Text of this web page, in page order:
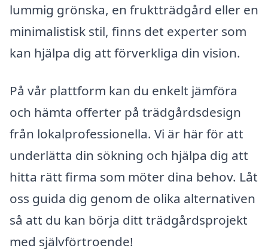
lummig grönska, en fruktträdgård eller en
minimalistisk stil, finns det experter som
kan hjälpa dig att förverkliga din vision.
På vår plattform kan du enkelt jämföra
och hämta offerter på trädgårdsdesign
från lokalprofessionella. Vi är här för att
underlätta din sökning och hjälpa dig att
hitta rätt firma som möter dina behov. Låt
oss guida dig genom de olika alternativen
så att du kan börja ditt trädgårdsprojekt
med självförtroende!